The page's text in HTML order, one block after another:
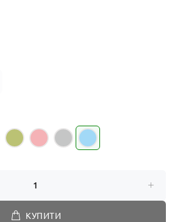
КУПИТИ